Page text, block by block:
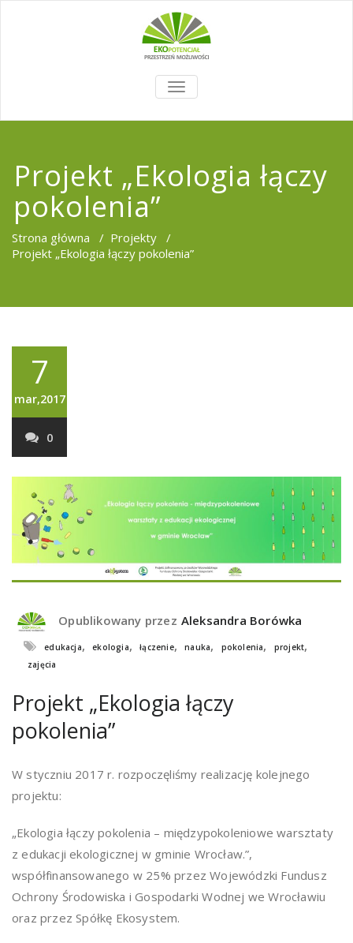
TOGGLE
NAVIGATION
Projekt „Ekologia łączy
pokolenia”
Strona główna / Projekty /
Projekt „Ekologia łączy pokolenia”
7
mar,2017
0
Opublikowany przez Aleksandra Borówka
edukacja, ekologia, łączenie, nauka, pokolenia, projekt,
zajęcia
Projekt „Ekologia łączy
pokolenia”
W styczniu 2017 r. rozpoczęliśmy realizację kolejnego
projektu:
„Ekologia łączy pokolenia – międzypokoleniowe warsztaty
z edukacji ekologicznej w gminie Wrocław.”,
współfinansowanego w 25% przez Wojewódzki Fundusz
Ochrony Środowiska i Gospodarki Wodnej we Wrocławiu
oraz przez Spółkę Ekosystem.